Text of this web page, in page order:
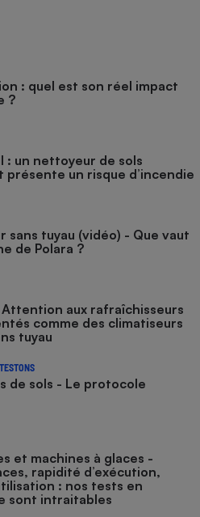
: quel est son réel impact
?
: un nettoyeur de sols
présente un risque d’incendie
sans tuyau (vidéo) - Que vaut
de Polara ?
aux rafraîchisseurs
comme des climatiseurs
tuyau
de sols - Le protocole
et machines à glaces​​​​​​ -
rapidité d’exécution,
: nos tests en
sont intraitables